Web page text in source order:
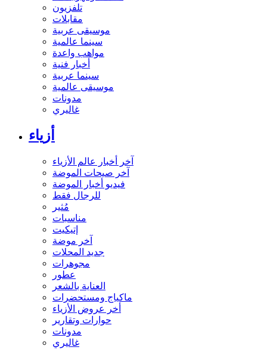
تلفزيون
مقابلات
موسيقى عربية
سينما عالمية
مواهب واعدة
أخبار فنية
سينما عربية
موسيقى عالمية
مدونات
غاليري
أزياء
آخر أخبار عالم الأزياء
آخر صيحات الموضة
فيديو أخبار الموضة
للرجال فقط
مُثير
مناسبات
إتيكيت
آخر موضة
جديد المحلات
مجوهرات
عطور
العناية بالشعر
ماكياج ومستحضرات
أخر عروض الأزياء
حوارات وتقارير
مدونات
غاليري